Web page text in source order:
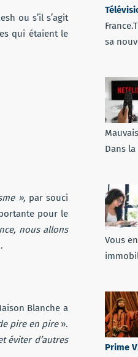
ou s’il s’agit
qui étaient le
», par souci
pour le
nous allons
Blanche a
pire en pire ».
éviter d’autres
sa
Dans
Vous
Prime